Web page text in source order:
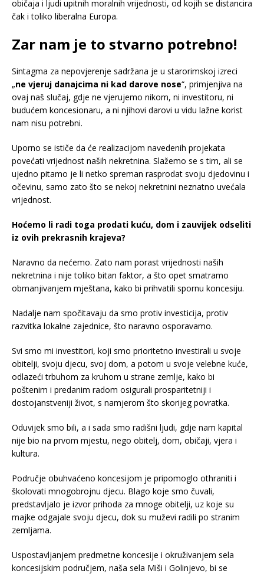
običaja i ljudi upitnih moralnih vrijednosti, od kojih se distancira
čak i toliko liberalna Europa.
Zar nam je to stvarno potrebno!
Sintagma za nepovjerenje sadržana je u starorimskoj izreci
„ne vjeruj danajcima ni kad darove nose“, primjenjiva na
ovaj naš slučaj, gdje ne vjerujemo nikom, ni investitoru, ni
budućem koncesionaru, a ni njihovi darovi u vidu lažne korist
nam nisu potrebni.
Uporno se ističe da će realizacijom navedenih projekata
povećati vrijednost naših nekretnina. Slažemo se s tim, ali se
ujedno pitamo je li netko spreman rasprodat svoju djedovinu i
očevinu, samo zato što se nekoj nekretnini neznatno uvećala
vrijednost.
Hoćemo li radi toga prodati kuću, dom i zauvijek odseliti
iz ovih prekrasnih krajeva?
Naravno da nećemo. Zato nam porast vrijednosti naših
nekretnina i nije toliko bitan faktor, a što opet smatramo
obmanjivanjem mještana, kako bi prihvatili spornu koncesiju.
Nadalje nam spočitavaju da smo protiv investicija, protiv
razvitka lokalne zajednice, što naravno osporavamo.
Svi smo mi investitori, koji smo prioritetno investirali u svoje
obitelji, svoju djecu, svoj dom, a potom u svoje velebne kuće,
odlazeći trbuhom za kruhom u strane zemlje, kako bi
poštenim i predanim radom osigurali prosparitetniji i
dostojanstveniji život, s namjerom što skorijeg povratka.
Oduvijek smo bili, a i sada smo radišni ljudi, gdje nam kapital
nije bio na prvom mjestu, nego obitelj, dom, običaji, vjera i
kultura.
Područje obuhvaćeno koncesijom je pripomoglo othraniti i
školovati mnogobrojnu djecu. Blago koje smo čuvali,
predstavljalo je izvor prihoda za mnoge obitelji, uz koje su
majke odgajale svoju djecu, dok su muževi radili po stranim
zemljama.
Uspostavljanjem predmetne koncesije i okruživanjem sela
koncesijskim područjem, naša sela Miši i Golinjevo, bi se